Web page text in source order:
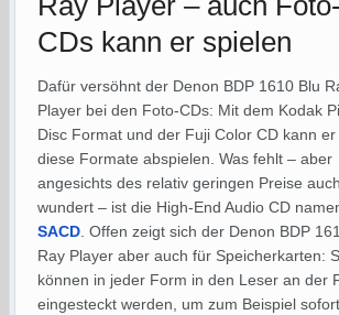
CDs kann er spielen
Dafür versöhnt der Denon BDP 1610 Blu
Player bei den Foto-CDs: Mit dem Kodak
Disc Format und der Fuji Color CD kann er
diese Formate abspielen. Was fehlt – aber
angesichts des relativ geringen Preise
wundert – ist die High-End Audio CD
SACD. Offen zeigt sich der Denon BDP
Ray Player aber auch für Speicherkarten:
können in jeder Form in den Leser an der
eingesteckt werden, um zum Beispiel